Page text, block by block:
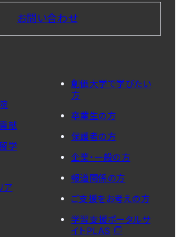
お問い合わせ
献
学
ア
創価大学で学びたい
方
卒業生の方
保護者の方
企業・一般の方
報道関係の方
ご支援をお考えの方
学習支援ポータルサ
イトPLAS